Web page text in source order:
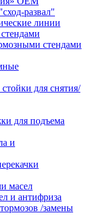
развал"
линии
стендами
для снятия/
для подъема
и
масел
и антифриза
/замены